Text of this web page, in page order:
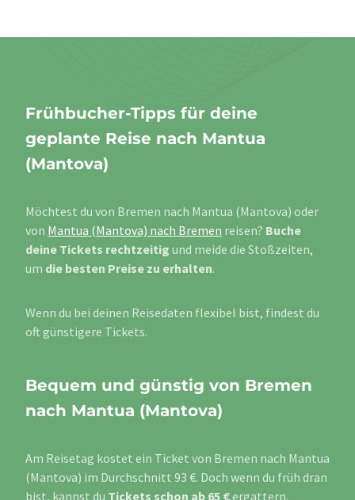
Frühbucher-Tipps für deine
geplante Reise nach Mantua
(Mantova)
Möchtest du von Bremen nach Mantua (Mantova) oder
von Mantua (Mantova) nach Bremen reisen? Buche
deine Tickets rechtzeitig und meide die Stoßzeiten,
um die besten Preise zu erhalten.
Wenn du bei deinen Reisedaten flexibel bist, findest du
oft günstigere Tickets.
Bequem und günstig von Bremen
nach Mantua (Mantova)
Am Reisetag kostet ein Ticket von Bremen nach Mantua
(Mantova) im Durchschnitt 93 €. Doch wenn du früh dran
bist, kannst du Tickets schon ab 65 €ergattern.